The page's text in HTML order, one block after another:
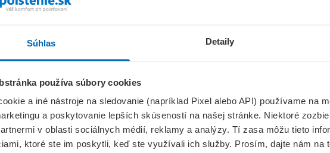
Súhlas Detaily
používa súbory cookies
a iné nástroje na sledovanie (napríklad Pixel alebo API) používame na
a poskytovanie lepších skúseností na našej stránke. Niektoré
v oblasti sociálnych médií, reklamy a analýzy. Tí zasa môžu tieto
ktoré ste im poskytli, keď ste využívali ich služby. Prosím, dajte nám na
Niečo sa pokazilo...